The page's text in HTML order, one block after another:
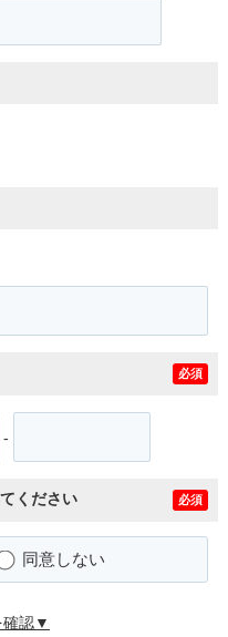
必須
-
ください 必須
同意しない
確認▼